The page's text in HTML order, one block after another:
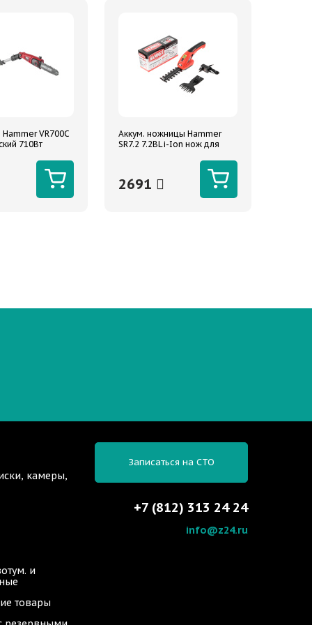
VR700C
710Вт
Аккум. ножницы Hammer
SR7.2 7.2ВLi-Ion нож для
2691
камеры,
и
товары
Записаться на СТО
+7 (812) 313 24 24
info@z24.ru